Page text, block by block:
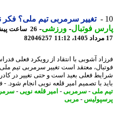
تغییر سرمربی تیم ملی؟ فکر
فوتبال-ورزشی-
26 ساعت پیش -
82046257
آشوبی با انتقاد از رویکرد فعلی
معتقد است تغییر سرمربی تیم ملی در
فعلی بعید است و حتی تغییر در کادر فنی
با تصمیم امیر قلعه نویی انجام شود. -
ملی -سرمربی- امیر قلعه نویی-سرمربی
-مربی